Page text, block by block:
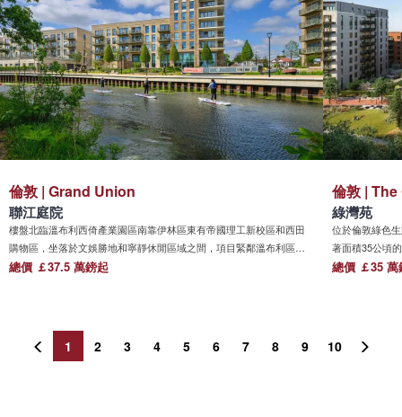
倫敦 | Grand Union
聯江庭院
樓盤北臨溫布利西倚產業園區南靠伊林區東有帝國理工新校區和西田
購物區，坐落於文娛勝地和寧靜休閒區域之間，項目緊鄰溫布利區
(Wembley)的Alperton,與倫敦西區和金融城有著便利的交通連接。作為
件的共享辦公大樓，這也令 Grand Union躍升成為一個品質非凡、功能
總價 ￡37.5 萬鎊起
倫敦 |
綠灣苑
位於倫敦綠色
著面積35公頃
景色。坐擁1.3
總價 ￡35 萬
1 2 3 4 5 6 7 8 9 10